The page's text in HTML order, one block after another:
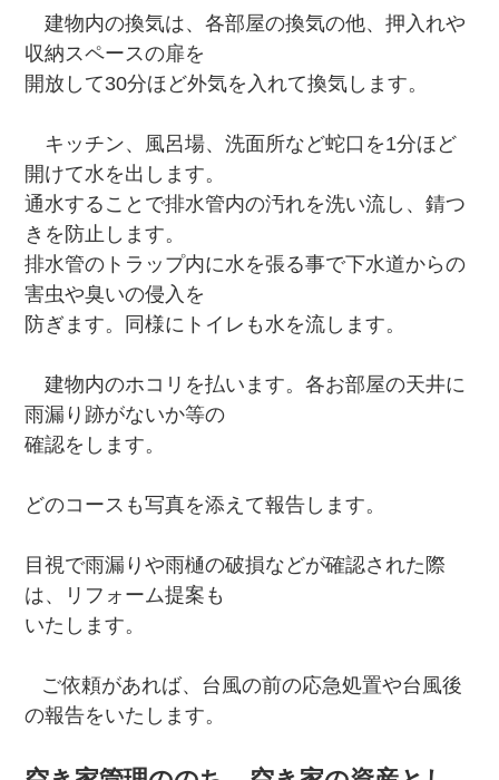
建物内の換気は、各部屋の換気の他、押入れや
収納スペースの扉を
開放して30分ほど外気を入れて換気します。
キッチン、風呂場、洗面所など蛇口を1分ほど
開けて水を出します。
通水することで排水管内の汚れを洗い流し、錆つ
きを防止します。
排水管のトラップ内に水を張る事で下水道からの
害虫や臭いの侵入を
防ぎます。同様にトイレも水を流します。
建物内のホコリを払います。各お部屋の天井に
雨漏り跡がないか等の
確認をします。
どのコースも写真を添えて報告します。
目視で雨漏りや雨樋の破損などが確認された際
は、リフォーム提案も
いたします。
ご依頼があれば、台風の前の応急処置や台風後
の報告をいたします。